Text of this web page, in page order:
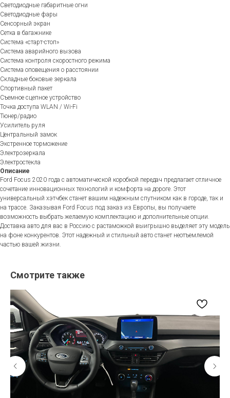
Светодиодные габаритные огни
Светодиодные фары
Сенсорный экран
Сетка в багажнике
Система «старт-стоп»
Система аварийного вызова
Система контроля скоростного режима
Система оповещения о расстоянии
Складные боковые зеркала
Спортивный пакет
Съемное сцепное устройство
Точка доступа WLAN / Wi-Fi
Тюнер/радио
Усилитель руля
Центральный замок
Экстренное торможение
Электрозеркала
Электростекла
Описание
Ford Focus 2020 года с автоматической коробкой передач предлагает отличное
сочетание инновационных технологий и комфорта на дороге. Этот
универсальный хэтчбек станет вашим надежным спутником как в городе, так и
на трассе. Заказывая Ford Focus под заказ из Европы, вы получаете
возможность выбрать желаемую комплектацию и дополнительные опции.
Доставка авто для вас в Россию с растаможкой выигрышно выделяет эту модель
на фоне конкурентов. Этот надежный и стильный авто станет неотъемлемой
частью вашей жизни.
Смотрите также